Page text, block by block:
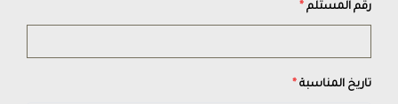
رقم المستلم *
تاريخ المناسبة *